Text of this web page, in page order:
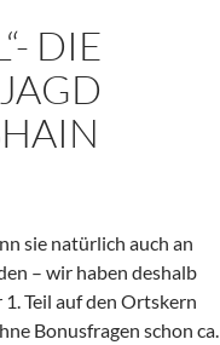
DIE
sie natürlich auch an
– wir haben deshalb
Teil auf den Ortskern
Bonusfragen schon ca.